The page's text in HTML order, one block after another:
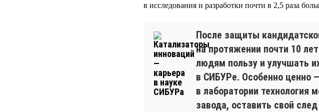
в исследования и разработки почти в 2,5 раза
После защиты
на протяжении почти 10
людям пользу и улучшать
в СИБУРе. Особенно ценно
в лаборатории технология
завода, оставить свой